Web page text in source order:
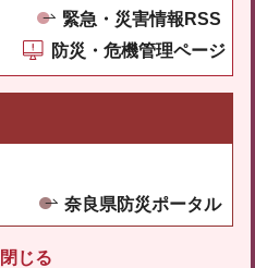
緊急・災害情報RSS
防災・危機管理ページ
奈良県防災ポータル
閉じる